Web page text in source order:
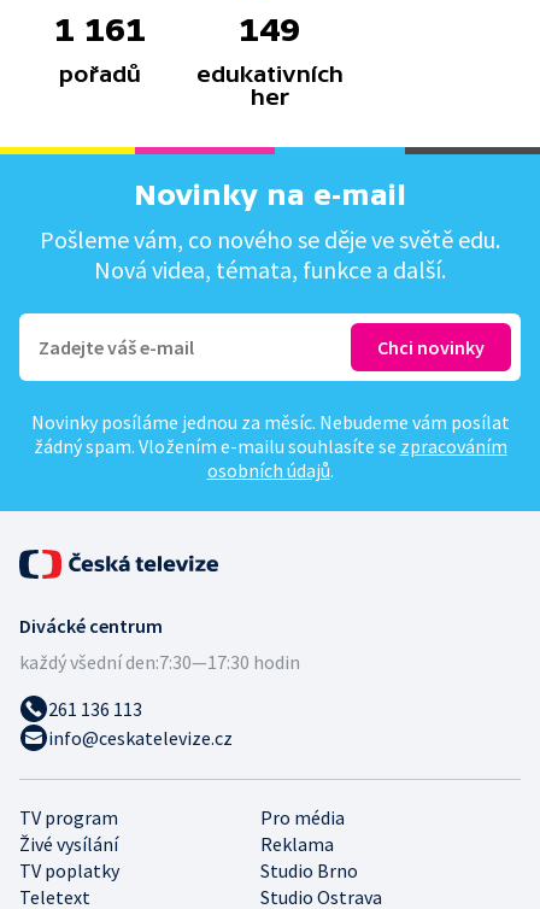
1 161
pořadů
149
edukativních
her
Novinky na e-mail
Pošleme vám, co nového se děje ve světě edu.
Nová videa, témata, funkce a další.
Novinky posíláme jednou za měsíc. Nebudeme vám posílat
žádný spam. Vložením e-mailu souhlasíte se zpracováním
osobních údajů.